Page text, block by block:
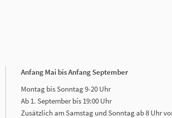
Anfang Mai bis Anfang September
Montag bis Sonntag 9-20 Uhr
Ab 1. September bis 19:00 Uhr
Zusätzlich am Samstag und Sonntag ab 8 Uhr